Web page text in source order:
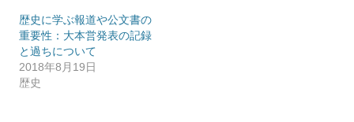
歴史に学ぶ報道や公文書の
重要性：大本営発表の記録
と過ちについて
2018年8月19日
歴史